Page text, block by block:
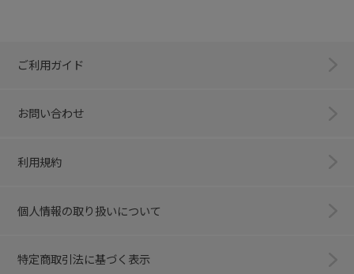
ご利用ガイド
お問い合わせ
利用規約
個人情報の取り扱いについて
特定商取引法に基づく表示